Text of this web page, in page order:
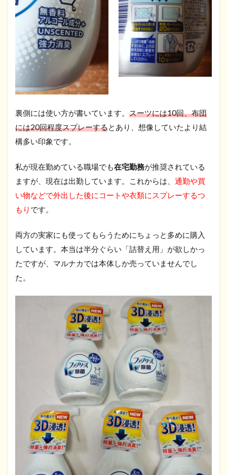
裏側には使い方が書いています。 スーツには10回、布団
には20回程度スプレーするとあり、想像していたより結
構多い印象です。
私が現在勤めている職場でも在宅勤務が推奨されている
ますが、現在は出勤しています。これからは、 通勤や買
い物などで外出した後にコートや衣類にスプレーするつ
もり です。
両方の実家にも使ってもらうためにちょっと多めに購入
しています。本当は半分ぐらい「詰替え用」が欲しかっ
たですが、マルナカでは本体しか売っていませんでし
た。